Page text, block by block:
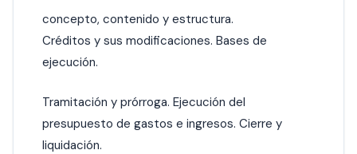
concepto, contenido y estructura.
Créditos y sus modificaciones. Bases de
ejecución.
Tramitación y prórroga. Ejecución del
presupuesto de gastos e ingresos. Cierre y
liquidación.